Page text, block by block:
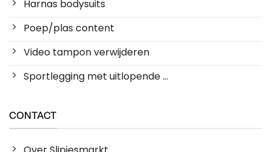
Harnas bodysuits
Poep/plas content
Video tampon verwijderen
Sportlegging met uitlopende ...
CONTACT